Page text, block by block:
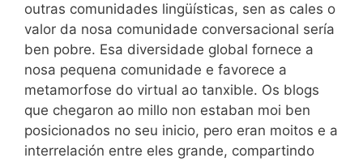
outras comunidades lingüísticas, sen as cales o
valor da nosa comunidade conversacional sería
ben pobre. Esa diversidade global fornece a
nosa pequena comunidade e favorece a
metamorfose do virtual ao tanxible. Os blogs
que chegaron ao millo non estaban moi ben
posicionados no seu inicio, pero eran moitos e a
interrelación entre eles grande, compartindo